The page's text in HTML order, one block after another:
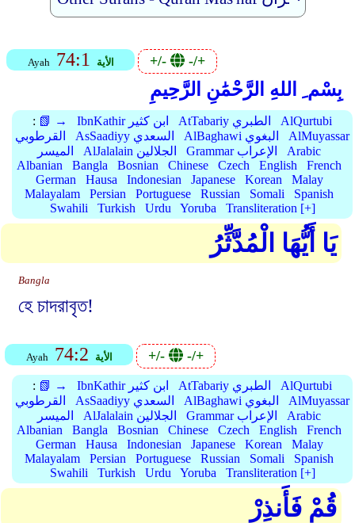
Ayah 74:1 الأية +/- -/+
بِسْم ِ اللهِ الرَّحْمَٰنِ الرَّحِيمِ
: 📗 → IbnKathir ابن كثير AtTabariy الطبري
AlQurtubi
القرطوبي
AsSaadiyy السعدي AlBaghawi البغوي
AlMuyassar
الميسر
AlJalalain الجلالين Grammar الإعراب
Arabic
Albanian
Bangla Bosnian Chinese Czech English
French
German
Hausa Indonesian Japanese Korean
Malay
Malayalam
Persian Portuguese Russian Somali
Spanish
Swahili
Turkish Urdu Yoruba Transliteration [+]
يَا أَيُّهَا الْمُدَّثِّرُ
Bangla
হে চাদরাবৃত!
Ayah 74:2 الأية +/- -/+
: 📗 → IbnKathir ابن كثير AtTabariy الطبري
AlQurtubi
القرطوبي
AsSaadiyy السعدي AlBaghawi البغوي
AlMuyassar
الميسر
AlJalalain الجلالين Grammar الإعراب
Arabic
Albanian
Bangla Bosnian Chinese Czech English
French
German
Hausa Indonesian Japanese Korean
Malay
Malayalam
Persian Portuguese Russian Somali
Spanish
Swahili
Turkish Urdu Yoruba Transliteration [+]
قُمْ فَأَنذِرْ